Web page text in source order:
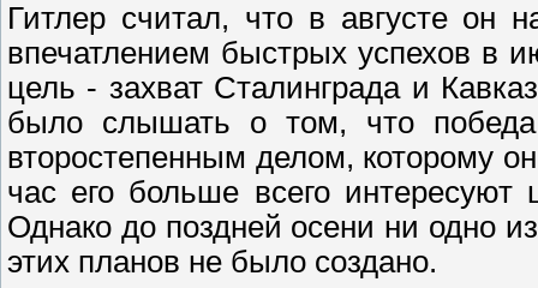
Гитлер считал, что в августе он
впечатлением быстрых успехов в
цель - захват Сталинграда и
было слышать о том, что
второстепенным делом, которому
час его больше всего интересуют
Однако до поздней осени ни одно
этих планов не было создано.